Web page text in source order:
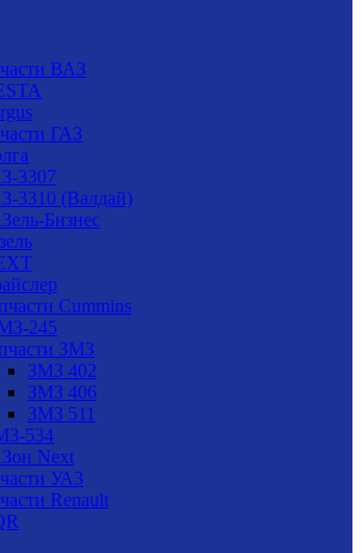
ВАЗ
ГАЗ
3307
3310 (Валдай)
Бизнес
Cummins
245
ЗМЗ
ЗМЗ 402
ЗМЗ 406
ЗМЗ 511
534
Next
УАЗ
Renault